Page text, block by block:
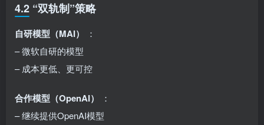
4.2 “双轨制”策略
自研模型（MAI）
：
– 微软自研的模型
– 成本更低、更可控
合作模型（OpenAI）
：
– 继续提供OpenAI模型